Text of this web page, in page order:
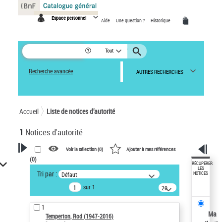
Espace personnel Aide Une question ? Historique
Tout
Recherche avancée AUTRES RECHERCHES
Accueil Liste de notices d’autorité
1 Notices d'autorité
VOTRE RECHERCHE
Recherche avancée dans les
notices d’autorité
Œuvres liées à l'auteur :
Temperton, Rod (1947-2016)
Voir la sélection (0) Ajouter à mes références
(0)
Tri par : Défaut
sur 1
20
résultats/page
1
Temperton, Rod (1947-2016)
RÉCUPÉRER
LES
NOTICES
Ma
Panneau de gestion des cookies